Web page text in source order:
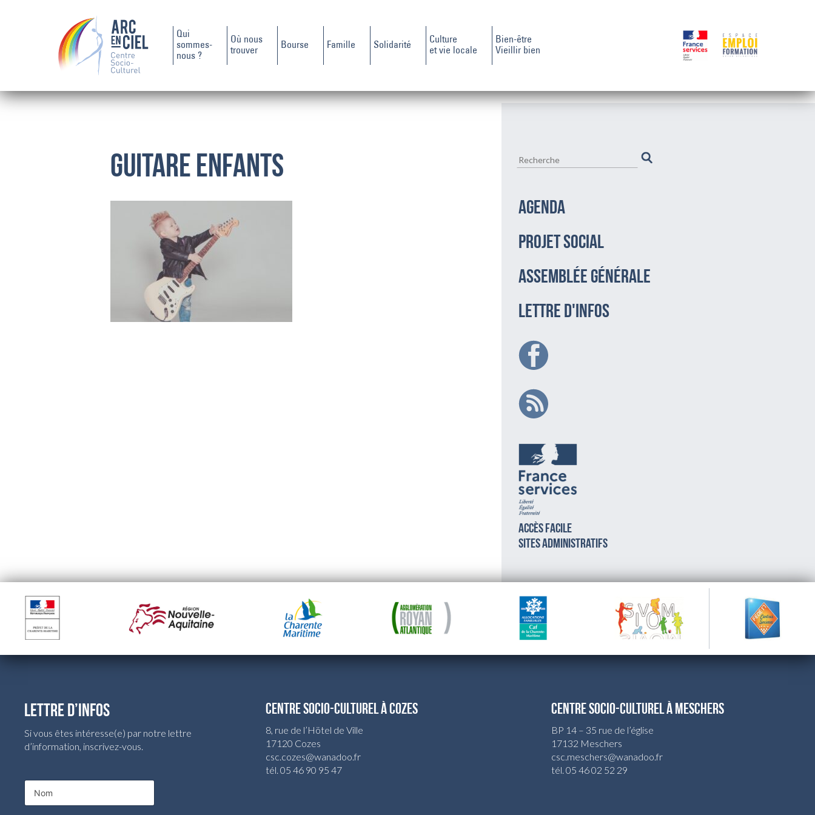
Qui
sommes-
nous ?
Où nous
trouver
Bourse Famille Solidarité
Culture
et vie locale
Bien-être
Vieillir bien
GUITARE ENFANTS
AGENDA
PROJET SOCIAL
assemblée générale
LETTRE D'INFOS
Accès facile
sites administratifs
LETTRE D’INFOS
Si vous êtes intéresse(e) par notre lettre
d’information, inscrivez-vous.
a
N
m
CENTRE SOCIO-CULTUREL À COZES
8, rue de l’Hötel de Ville
17120 Cozes
csc.cozes@wanadoo.fr
tél. 05 46 90 95 47
CENTRE SOCIO-CULTUREL À MESCHERS
BP 14 – 35 rue de l’église
17132 Meschers
csc.meschers@wanadoo.fr
tél. 05 46 02 52 29